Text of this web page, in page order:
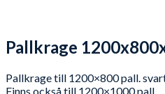
Pallkrage
Pallkrage till 1200×800 pall.
Finns också till 1200×1000 pall.